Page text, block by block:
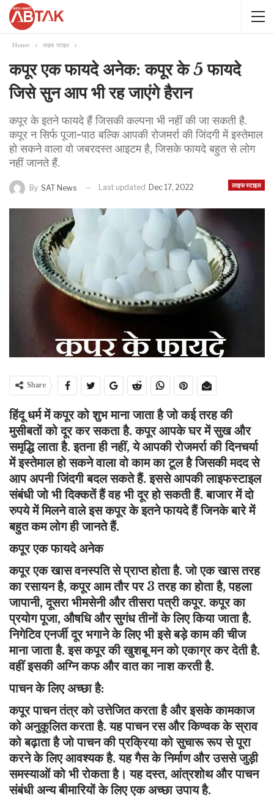
Home लाइफ स्टाइल
कपूर एक फायदे अनेक: कपूर के 5 फायदे
जिसे सुन आप भी रह जाएंगे हैरान
कपूर के इतने फायदे हैं जिसकी कल्पना भी नहीं की जा सकती है.
कपूर न सिर्फ पूजा-पाठ बल्कि आपकी रोजमर्रा की जिंदगी में इस्तेमाल
हो सकने वाला वो जबरदस्त आइटम है, जिसके फायदे बहुत से लोग
नहीं जानते हैं.
लाइफ स्टाइल
By SAT News Last updated Dec 17, 2022
Share
हिंदू धर्म में कपूर को शुभ माना जाता है जो कई तरह की
मुसीबतों को दूर कर सकता है. कपूर आपके घर में सुख और
समृद्धि लाता है. इतना ही नहीं, ये आपकी रोजमर्रा की दिनचर्या
में इस्तेमाल हो सकने वाला वो काम का टूल है जिसकी मदद से
आप अपनी जिंदगी बदल सकते हैं. इससे आपकी लाइफस्टाइल
संबंधी जो भी दिक्‍कतें हैं वह भी दूर हो सकती हैं. बाजार में दो
रुपये में मिलने वाले इस कपूर के इतने फायदे हैं जिनके बारे में
बहुत कम लोग ही जानते हैं.
कपूर एक फायदे अनेक
कपूर एक खास वनस्पति से प्राप्त होता है. जो एक खास तरह
का रसायन है, कपूर आम तौर पर 3 तरह का होता है, पहला
जापानी, दूसरा भीमसेनी और तीसरा पत्री कपूर. कपूर का
प्रयोग पूजा, औषधि और सुगंध तीनों के लिए किया जाता है.
निगेटिव एनर्जी दूर भगाने के लिए भी इसे बड़े काम की चीज
माना जाता है. इस कपूर की खुशबू मन को एकाग्र कर देती है.
वहीं इसकी अग्नि कफ और वात का नाश करती है.
पाचन के लिए अच्छा है:
कपूर पाचन तंत्र को उत्तेजित करता है और इसके कामकाज
को अनुकूलित करता है. यह पाचन रस और किण्वक के स्राव
को बढ़ाता है जो पाचन की प्रक्रिया को सुचारू रूप से पूरा
करने के लिए आवश्यक है. यह गैस के निर्माण और उससे जुड़ी
समस्याओं को भी रोकता है। यह दस्त, आंत्रशोथ और पाचन
संबंधी अन्य बीमारियों के लिए एक अच्छा उपाय है.